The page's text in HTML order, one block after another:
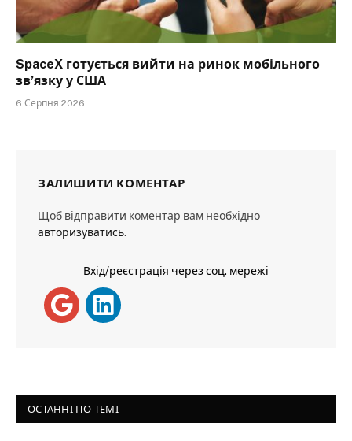
SpaceX готується вийти на ринок мобільного
зв’язку у США
6 Серпня 2026
ЗАЛИШИТИ КОМЕНТАР
Щоб відправити коментар вам необхідно
авторизуватись.
Вхід/реєстрація через соц. мережі
ОСТАННІ ПО ТЕМІ